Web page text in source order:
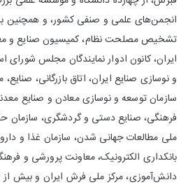
انجمن‌های علمی و صنفی کشور، و همچنین
تشخیص مصلحت نظام، کمیسیون صنایع و
ایران، کانون ادوار نمایندگان مجلس
و نوسازی صنایع ایران، اتاق بازرگانی،
سازمان توسعه و نوسازی معادن و صنایع
فرهنگی، صنایع دستی و گردشگری،
ملی مطالعات جهانی شدن، سازمان غذا و
بانکداری الکترونیک، معاونت پرورشی و